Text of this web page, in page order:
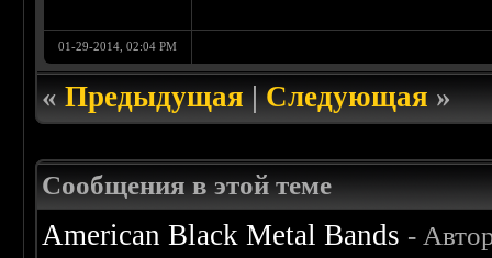
01-29-2014, 02:04 PM
«Предыдущая|Следующая»
Сообщения в этой теме
American Black Metal Bands -